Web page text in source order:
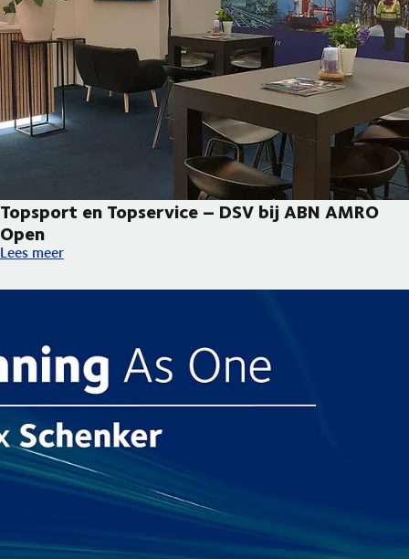
Topsport en Topservice – DSV bij ABN AMRO
Open
Topsport en Topservice – DSV bij ABN AMRO Open
Lees meer